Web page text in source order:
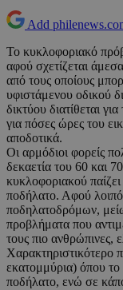
Add
Το κυκλοφοριακό
αφού σχετίζεται
από τους οποίους
υφιστάμενου οδικού
δικτύου διατίθεται
για πόσες ώρες του
αποδοτικά.
Οι αρμόδιοι φορείς
δεκαετία του 60 και
κυκλοφοριακού
ποδήλατο. Αφού
ποδηλατοδρόμων,
προβλήματα που
τους πιο ανθρώπινες,
Χαρακτηριστικότερο
εκατομμύρια) όπου
ποδήλατο, ενώ σε